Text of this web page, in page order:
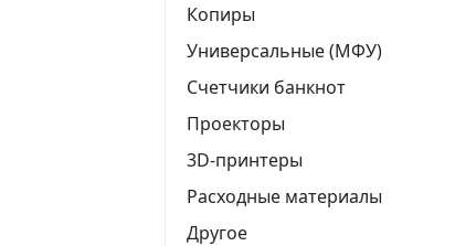
Копиры
Универсальные (МФУ)
Счетчики банкнот
Проекторы
3D-принтеры
Расходные материалы
Другое